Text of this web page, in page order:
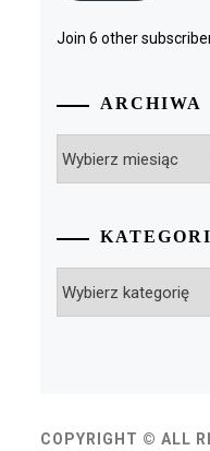
Join 6 other
ARCHIWA
COPYRIGHT © ALL